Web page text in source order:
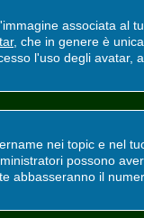
associata al
, che in genere è
l'uso degli
nei topic e nel
possono
abbasseranno il